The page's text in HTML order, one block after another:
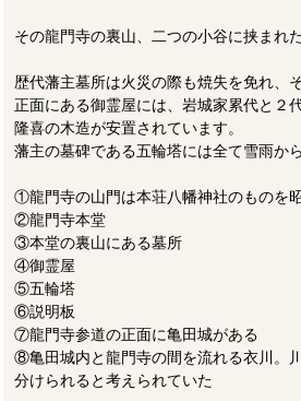
その龍門寺の裏山、二つの小谷に挟まれ
歴代藩主墓所は火災の際も焼失を免れ、
正面にある御霊屋には、岩城家累代と２
隆喜の木造が安置されています。
藩主の墓碑である五輪塔には全て雪雨か
①龍門寺の山門は本荘八幡神社のものを
②龍門寺本堂
③本堂の裏山にある墓所
④御霊屋
⑤五輪塔
⑥説明板
⑦龍門寺参道の正面に亀田城がある
⑧亀田城内と龍門寺の間を流れる衣川。
分けられると考えられていた